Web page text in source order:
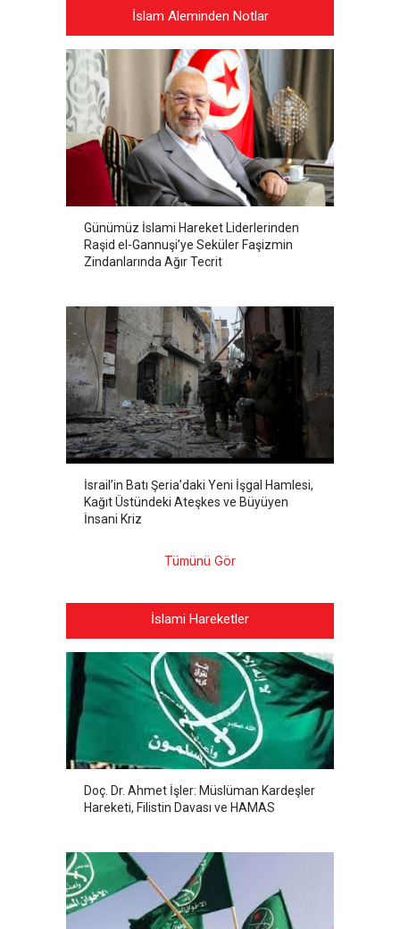
İslam Aleminden Notlar
Günümüz İslami Hareket Liderlerinden
Raşid el-Gannuşi’ye Seküler Faşizmin
Zindanlarında Ağır Tecrit
İsrail’in Batı Şeria’daki Yeni İşgal Hamlesi,
Kağıt Üstündeki Ateşkes ve Büyüyen
İnsani Kriz
Tümünü Gör
İslami Hareketler
Doç. Dr. Ahmet İşler: Müslüman Kardeşler
Hareketi, Filistin Davası ve HAMAS